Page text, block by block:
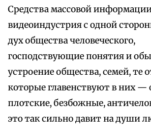
Средства массовой
видеоиндустрия с одной
дух общества человеческого,
господствующие понятия и
устроение общества, семей, те
которые главенствуют в них
плотские, безбожные,
это так сильно давит на души